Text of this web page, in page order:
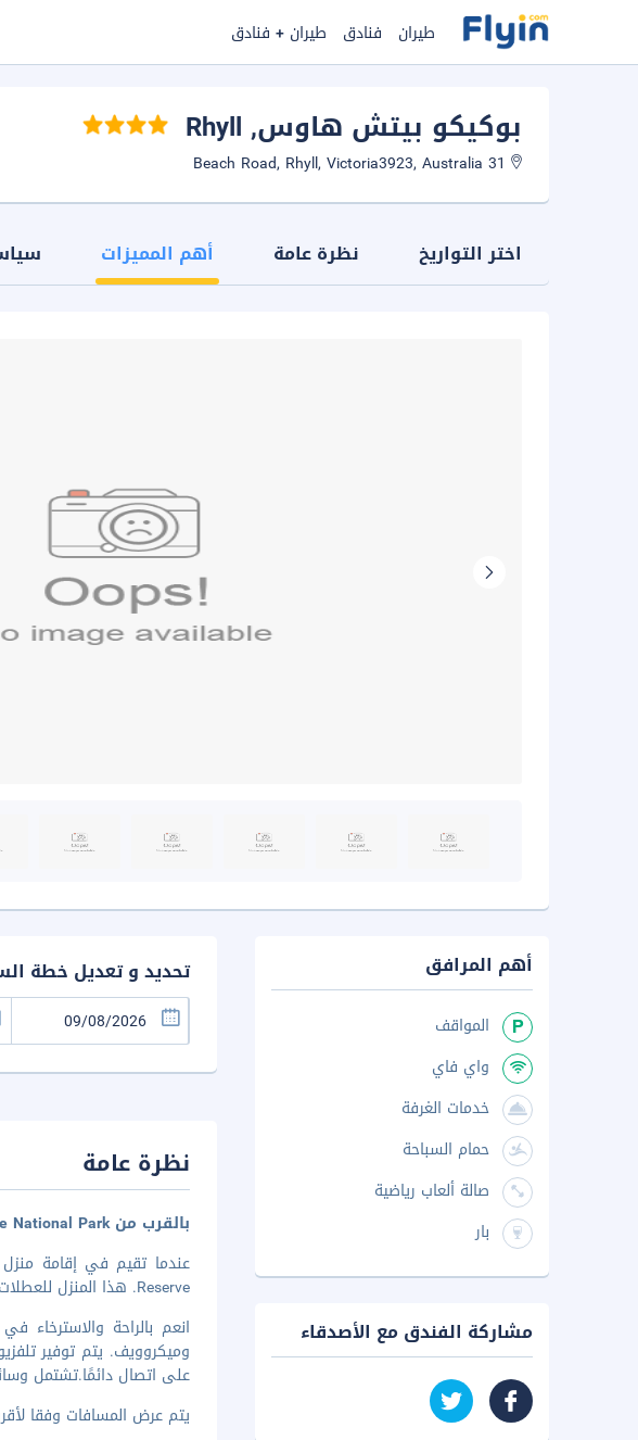
طيران فنادق طيران + فنادق
بوكيكو بيتش هاوس, Rhyll
اختر التواريخ نظرة عامة أهم المميزات
تحديد و تعديل خطة
نظرة عامة
بالقرب من Churchill Island Marine National Park
Reserve. هذا المنزل للعطلات منشأة مناسبة للعائلات، تبعد ٥٫٥ كم عن مصنع بيربيل هين للنبيذ و٥٫٩ كم عن Si
انعم بالراحة
على اتصال دائمًا.تشتمل
يتم عرض المسافات وفقا لأقرب 0,1
أهم المرافق
المواقف
واي فاي
خدمات الغرفة
حمام السباحة
صالة ألعاب رياضية
بار
مشاركة الفندق مع الأصدقاء